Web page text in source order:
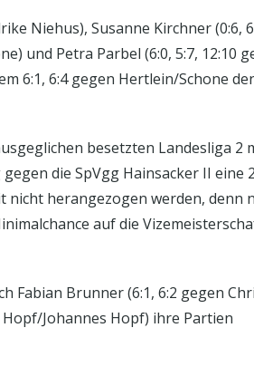
Niehus), Susanne Kirchner (0:6,
und Petra Parbel (6:0, 5:7, 12:10
6:1, 6:4 gegen Hertlein/Schone
besetzten Landesliga 2
die SpVgg Hainsacker II eine
nicht herangezogen werden, denn
auf die
Fabian Brunner (6:1, 6:2 gegen
Johannes Hopf) ihre Partien